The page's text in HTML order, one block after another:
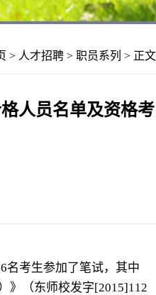
> 人才招聘 > 职员系列 > 正文
人员名单及资格考
考生参加了笔试，其中
》（东师校发字[2015]112